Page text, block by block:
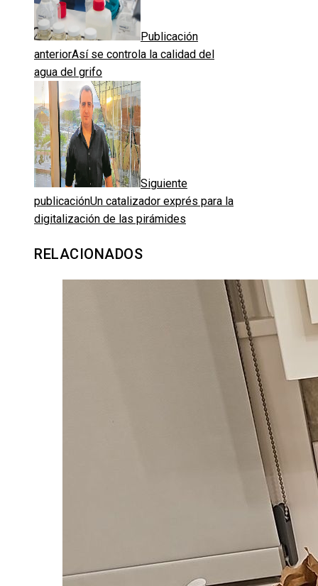
Publicación
anteriorAsí se controla la calidad del
agua del grifo
Siguiente
publicaciónUn catalizador exprés para la
digitalización de las pirámides
RELACIONADOS